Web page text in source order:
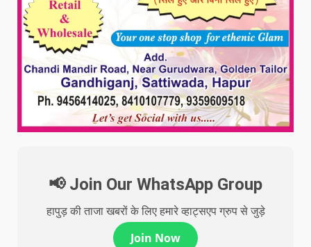
📢 Join Our WhatsApp Group
हापुड़ की ताजा खबरों के लिए हमारे व्हाट्सएप ग्रुप से जुड़े
Join Now